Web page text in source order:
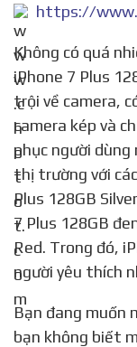
Không có quá nhiều thay đổi về thiết kế nhưng
iPhone 7 Plus
trội về camera,
camera kép và
phục người
thị trường với
Plus 128GB
7 Plus 128GB
Red. Trong đó,
người yêu thích
Bạn đang muốn mua iPhone 7 Plus 128GB nhưng
bạn không biết